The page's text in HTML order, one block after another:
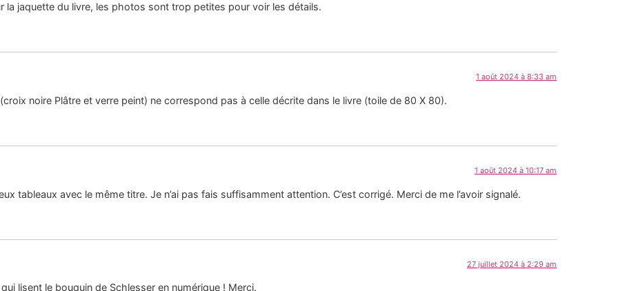
la jaquette du livre, les photos sont trop petites pour voir les détails.
1 août 2024 à 8:33 am
noire Plâtre et verre peint) ne correspond pas à celle décrite dans le livre (toile de 80 X 80).
1 août 2024 à 10:17 am
tableaux avec le même titre. Je n’ai pas fais suffisamment attention. C’est corrigé. Merci de me l’avoir signalé.
27 juillet 2024 à 2:29 am
lisent le bouquin de Schlesser en numérique ! Merci.